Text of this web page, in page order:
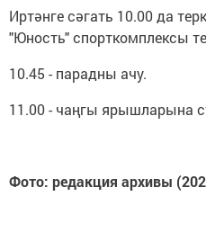
Иртәнге сәгать 10.00 да
"Юность" спорткомплексы
10.45 - парадны ачу.
11.00 - чаңгы ярышларына
Фото: редакция архивы